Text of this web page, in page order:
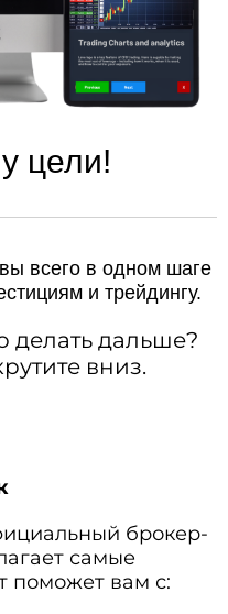
цели!
всего в одном шаге
и трейдингу.
делать дальше?
вниз.
брокер-
самые
поможет вам с: